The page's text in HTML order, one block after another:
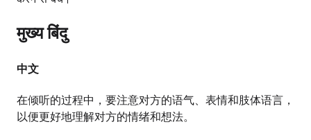
मुख्य बिंदु
中文
在倾听的过程中，要注意对方的语气、表情和肢体语言，
以便更好地理解对方的情绪和想法。